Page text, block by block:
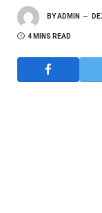
BYADMIN
4 MINS READ